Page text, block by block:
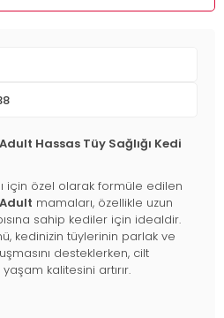
Hassas Tüy Sağlığı Kedi
için özel olarak formüle edilen
mamaları, özellikle uzun
sahip kediler için idealdir.
kedinizin tüylerinin parlak ve
desteklerken, cilt
kalitesini artırır.